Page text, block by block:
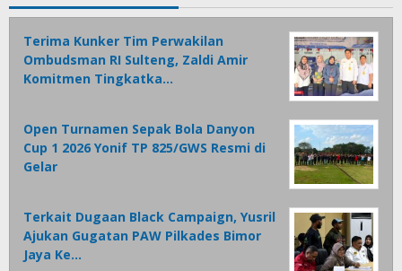
Terima Kunker Tim Perwakilan
Ombudsman RI Sulteng, Zaldi Amir
Komitmen Tingkatka…
Open Turnamen Sepak Bola Danyon
Cup 1 2026 Yonif TP 825/GWS Resmi di
Gelar
Terkait Dugaan Black Campaign, Yusril
Ajukan Gugatan PAW Pilkades Bimor
Jaya Ke…